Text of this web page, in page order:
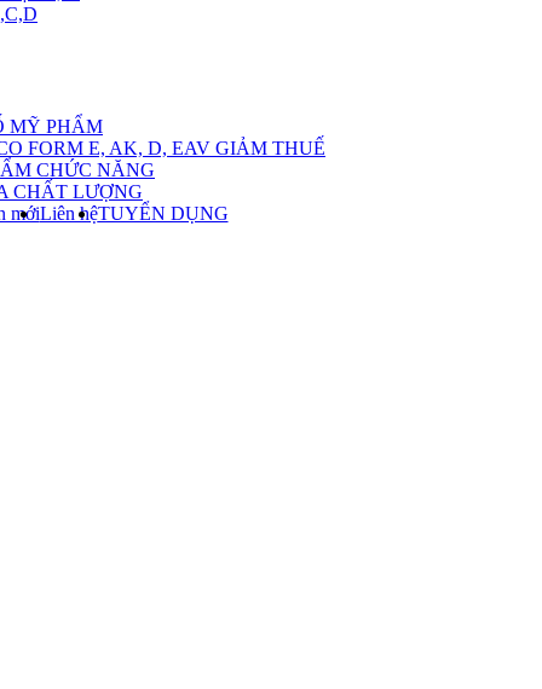
MỸ PHẨM
FORM E, AK, D, EAV GIẢM THUẾ
CHỨC NĂNG
CHẤT LƯỢNG
mớiLiên hệTUYỂN DỤNG